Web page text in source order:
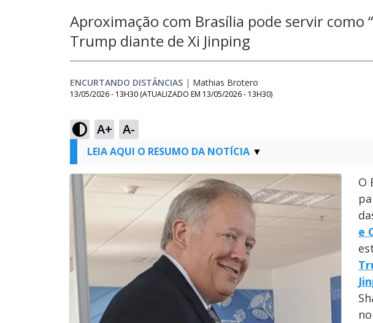
Aproximação com Brasília pode servir como
Trump diante de Xi Jinping
ENCURTANDO DISTÂNCIAS | Mathias Brotero
13/05/2026 - 13H30 (ATUALIZADO EM 13/05/2026 - 13H30)
A+ A-
LEIA AQUI O RESUMO DA NOTÍCIA
O
e